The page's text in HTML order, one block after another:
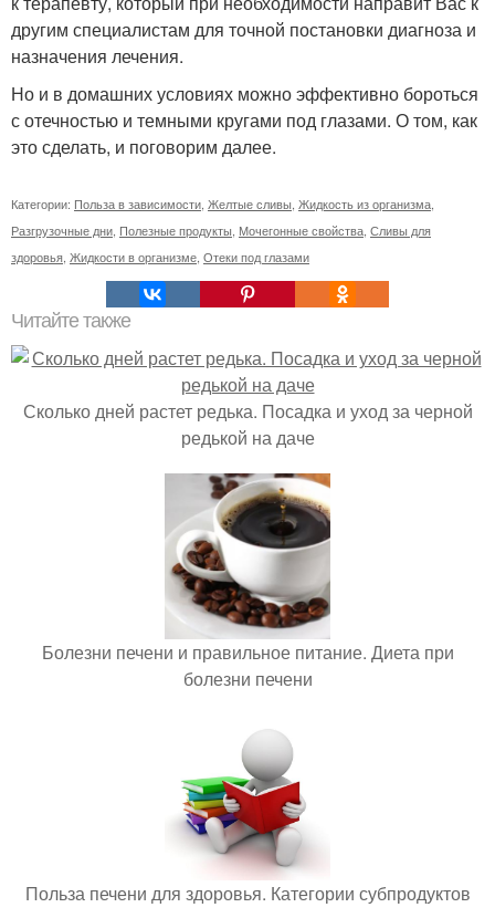
другим специалистам для точной постановки диагноза и
назначения лечения.
Но и в домашних условиях можно эффективно бороться
с отечностью и темными кругами под глазами. О том, как
это сделать, и поговорим далее.
Категории: Польза в зависимости Желтые сливы Жидкость из организма
Разгрузочные дни Полезные продукты Мочегонные свойства Сливы для
здоровья Жидкости в организме Отеки под глазами
Читайте также
Сколько дней растет редька. Посадка и уход за черной
редькой на даче
Болезни печени и правильное питание. Диета при
болезни печени
Польза печени для здоровья. Категории субпродуктов